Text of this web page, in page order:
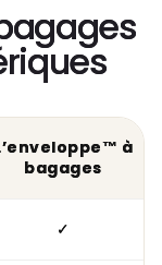
à
bagages
✓